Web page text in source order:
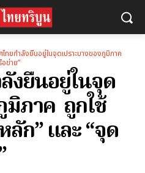
ไทยกำลังยืนอยู่ในจุดเปราะบางของภูมิภาค
ข่าย”
งยืนอยู่ในจุด
มิภาค ถูกใช้
ลัก” และ “จุด